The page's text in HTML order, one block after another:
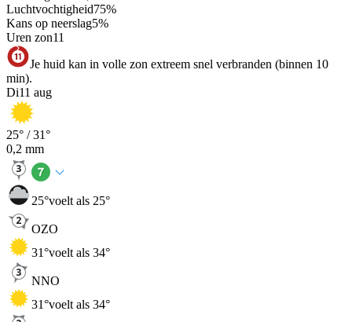
Luchtvochtigheid75%
Kans op neerslag5%
Uren zon11
Je huid kan in volle zon extreem snel verbranden (binnen 10
min).
Di11 aug
25° /31°
0,2 mm
25°voelt als 25°
OZO
31°voelt als 34°
NNO
31°voelt als 34°